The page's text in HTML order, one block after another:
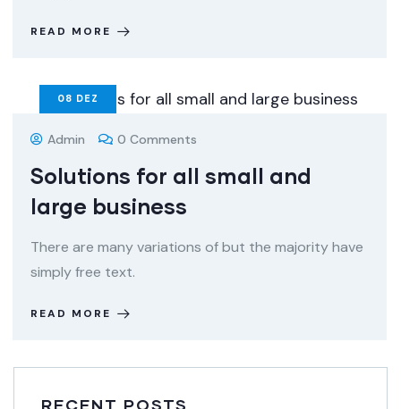
READ MORE
08 DEZ
Admin 0 Comments
Solutions for all small and
large business
There are many variations of but the majority have
simply free text.
READ MORE
RECENT POSTS